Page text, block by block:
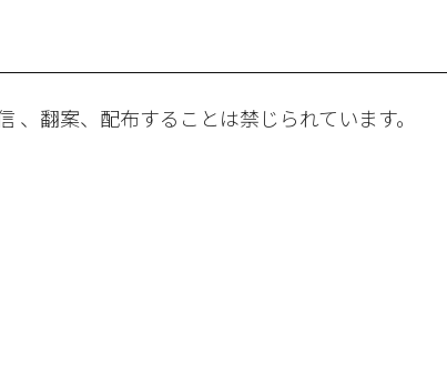
翻案、配布することは禁じられています。